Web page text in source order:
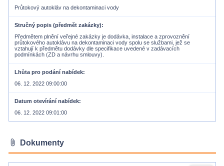
Průtokový autokláv na dekontaminaci vody
Stručný popis (předmět zakázky)
Předmětem plnění veřejné zakázky je dodávka, instalace a zprovoznění
průtokového autoklávu na dekontaminaci vody spolu se službami, jež se
vztahují k předmětu dodávky dle specifikace uvedené v zadávacích
podmínkách (ZD a návrhu smlouvy).
Lhůta pro podání nabídek
06. 12. 2022 09:00:00
Datum otevírání nabídek
06. 12. 2022 09:01:00
attach_file Dokumenty